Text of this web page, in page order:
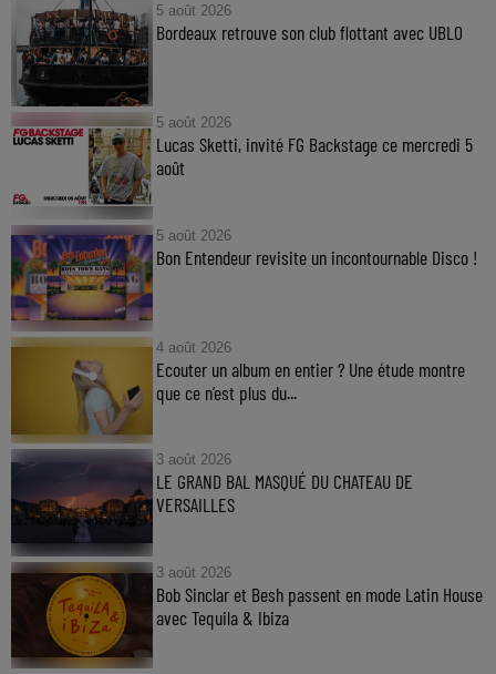
5 août 2026
Bordeaux retrouve son club flottant avec UBLO
5 août 2026
Lucas Sketti, invité FG Backstage ce mercredi 5
août
5 août 2026
Bon Entendeur revisite un incontournable Disco !
4 août 2026
Ecouter un album en entier ? Une étude montre
que ce n’est plus du...
3 août 2026
LE GRAND BAL MASQUÉ DU CHATEAU DE
VERSAILLES
3 août 2026
Bob Sinclar et Besh passent en mode Latin House
avec Tequila & Ibiza